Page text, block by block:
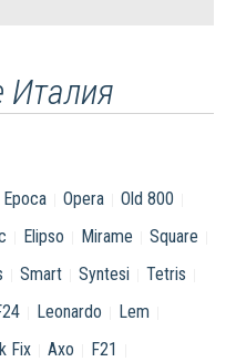
Италия
Epoca Opera
Old 800
Elipso Mirame
Square
Smart Syntesi
Tetris
Leonardo
Lem
Fix Axo
F21